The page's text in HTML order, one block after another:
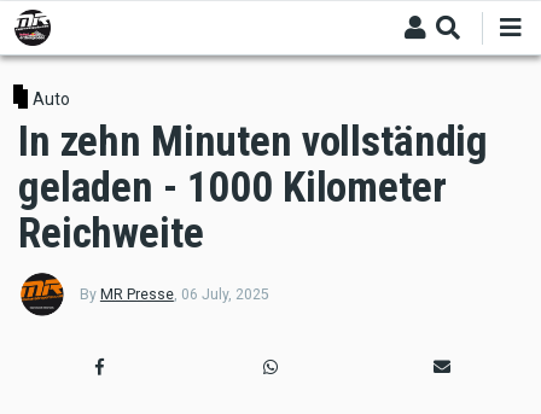
Skip
to
main
content
Auto
In zehn Minuten vollständig
geladen - 1000 Kilometer
Reichweite
By MR Presse, 06 July, 2025